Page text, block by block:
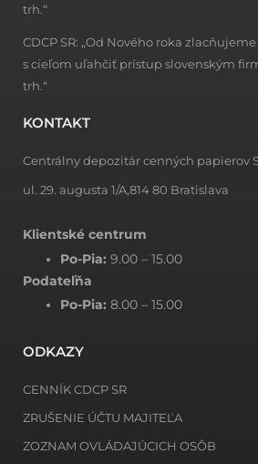
trh.“
CDCP SR: „Od Nového roka
s cieľom uľahčiť prístup slovenským
trh.“
KONTAKT
Centrálny depozitár cenných papierov
ul. 29. augusta 1/A,814 80 Bratislava
Klientské centrum
Po-Pia: 9.00 – 15.00
Podateľňa
Po-Pia:8.00 – 15.00
ODKAZY
CENNÍK CDCP SR
ZRUŠENIE ÚČTU MAJITEĽA
ZOZNAM OVLÁDAJÚCICH OSÔB